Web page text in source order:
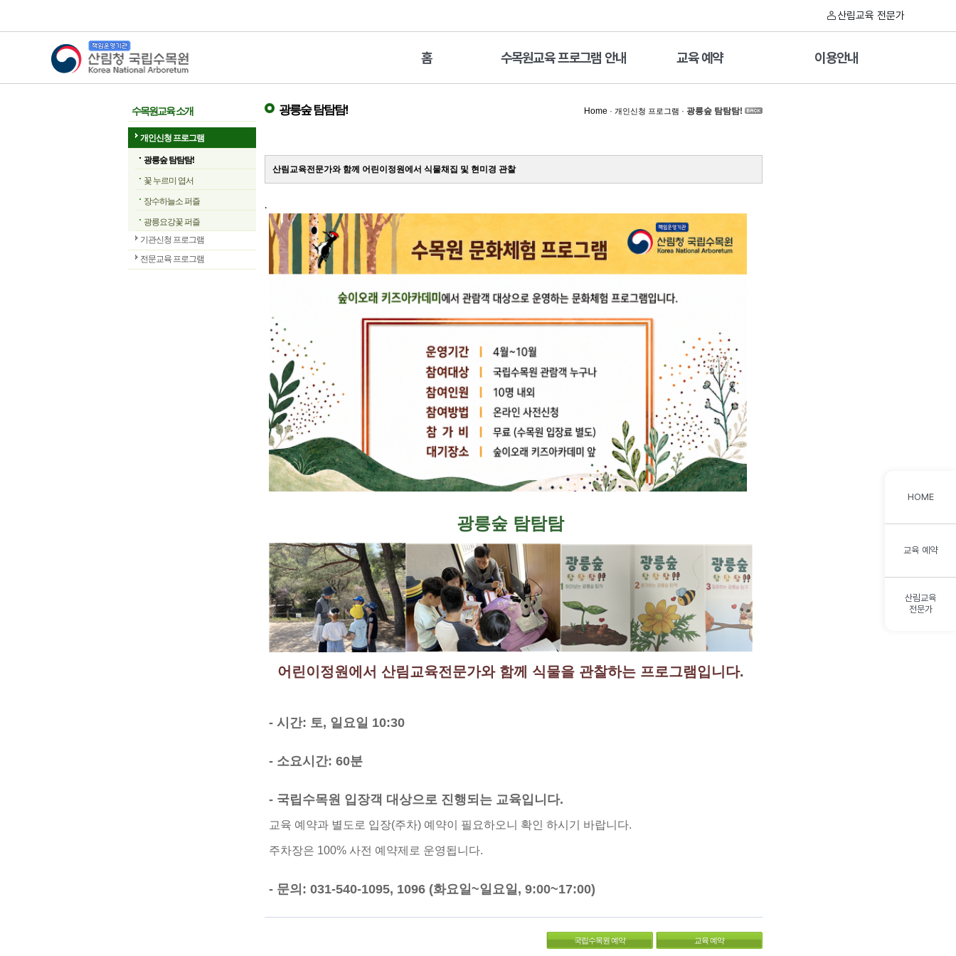
산림교육 전문가
산림청 국립수목원
홈 수목원교육 프로그램 안내 교육 예약 이용안내
수목원교육 소개
개인신청 프로그램
광릉숲 탐탐탐!
꽃 누르미 엽서
장수하늘소 퍼즐
광릉요강꽃 퍼즐
기관신청 프로그램
전문교육 프로그램
Home · 개인신청 프로그램 · 광릉숲 탐탐탐!
광릉숲 탐탐탐!
산림교육전문가와 함께 어린이정원에서 식물채집 및 현미경 관찰
.
광릉숲 탐탐탐
어린이정원에서 산림교육전문가와 함께 식물을 관찰하는 프로그램입니다.
- 시간: 토, 일요일 10:30
- 소요시간: 60분
- 국립수목원 입장객 대상으로 진행되는 교육입니다.
교육 예약과 별도로 입장(주차) 예약이 필요하오니 확인 하시기 바랍니다.
주차장은 100% 사전 예약제로 운영됩니다.
- 문의: 031-540-1095, 1096 (화요일~일요일, 9:00~17:00)
교육 예약
국립수목원 예약
HOME
교육 예약
산림교육
전문가